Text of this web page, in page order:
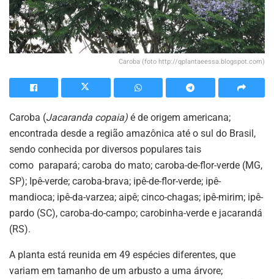
Caroba (foto http://qplantaeessa.blogspot.com)
Caroba (Jacaranda copaia) é de origem americana;
encontrada desde a região amazônica até o sul do Brasil,
sendo conhecida por diversos populares tais
como parapará; caroba do mato; caroba-de-flor-verde (MG,
SP); Ipê-verde; caroba-brava; ipê-de-flor-verde; ipê-
mandioca; ipê-da-varzea; aipê; cinco-chagas; ipê-mirim; ipê-
pardo (SC), caroba-do-campo; carobinha-verde e jacarandá
(RS).
A planta está reunida em 49 espécies diferentes, que
variam em tamanho de um arbusto a uma árvore;